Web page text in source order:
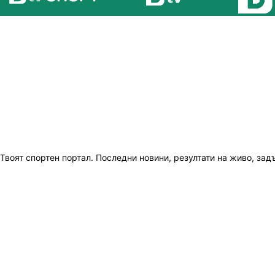
Твоят спортен портал. Последни новини, резултати на живо,